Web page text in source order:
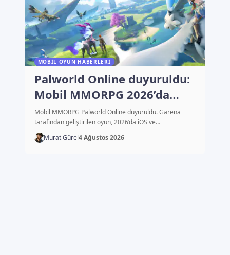
MOBIL OYUN HABERLERI
Palworld Online duyuruldu:
Mobil MMORPG 2026’da
çıkacak
Mobil MMORPG Palworld Online duyuruldu. Garena
tarafından geliştirilen oyun, 2026’da iOS ve…
Murat Gürel4 Ağustos 2026